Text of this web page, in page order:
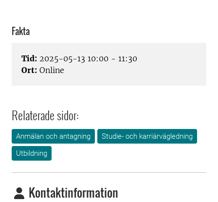
Fakta
Tid: 2025-05-13 10:00 - 11:30
Ort: Online
Relaterade sidor:
Anmälan och antagning
Studie- och karriärvägledning
Utbildning
Kontaktinformation